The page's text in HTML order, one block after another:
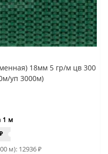
18мм 5 гр/м цв 300
уп 3000м)
1 м
м): 12936₽